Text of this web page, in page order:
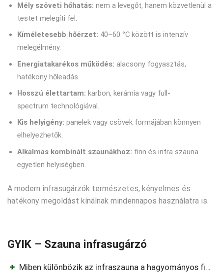
Mély szöveti hőhatás: nem a levegőt, hanem közvetlenül a
testet melegíti fel.
Kíméletesebb hőérzet: 40–60 °C között is intenzív
melegélmény.
Energiatakarékos működés: alacsony fogyasztás,
hatékony hőleadás.
Hosszú élettartam: karbon, kerámia vagy full-
spectrum technológiával.
Kis helyigény: panelek vagy csövek formájában könnyen
elhelyezhetők.
Alkalmas kombinált szaunákhoz: finn és infra szauna
egyetlen helyiségben.
A modern infrasugárzók természetes, kényelmes és
hatékony megoldást kínálnak mindennapos használatra is.
GYIK – Szauna infrasugárzó
Miben különbözik az infraszauna a hagyományos finn szaunától?